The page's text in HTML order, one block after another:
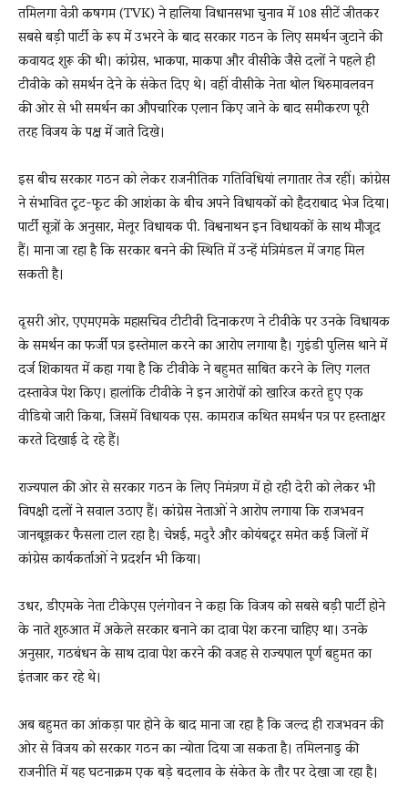
तमिलगा वेत्री कषगम (TVK) ने हालिया विधानसभा चुनाव में 108 सीटें जीतकर
सबसे बड़ी पार्टी के रूप में उभरने के बाद सरकार गठन के लिए समर्थन जुटाने की
कवायद शुरू की थी। कांग्रेस, भाकपा, माकपा और वीसीके जैसे दलों ने पहले ही
टीवीके को समर्थन देने के संकेत दिए थे। वहीं वीसीके नेता थोल थिरुमावलवन
की ओर से भी समर्थन का औपचारिक एलान किए जाने के बाद समीकरण पूरी
तरह विजय के पक्ष में जाते दिखे।
इस बीच सरकार गठन को लेकर राजनीतिक गतिविधियां लगातार तेज रहीं। कांग्रेस
ने संभावित टूट-फूट की आशंका के बीच अपने विधायकों को हैदराबाद भेज दिया।
पार्टी सूत्रों के अनुसार, मेलूर विधायक पी. विश्वनाथन इन विधायकों के साथ मौजूद
हैं। माना जा रहा है कि सरकार बनने की स्थिति में उन्हें मंत्रिमंडल में जगह मिल
सकती है।
दूसरी ओर, एएमएमके महासचिव टीटीवी दिनाकरण ने टीवीके पर उनके विधायक
के समर्थन का फर्जी पत्र इस्तेमाल करने का आरोप लगाया है। गुइंडी पुलिस थाने में
दर्ज शिकायत में कहा गया है कि टीवीके ने बहुमत साबित करने के लिए गलत
दस्तावेज पेश किए। हालांकि टीवीके ने इन आरोपों को खारिज करते हुए एक
वीडियो जारी किया, जिसमें विधायक एस. कामराज कथित समर्थन पत्र पर हस्ताक्षर
करते दिखाई दे रहे हैं।
राज्यपाल की ओर से सरकार गठन के लिए निमंत्रण में हो रही देरी को लेकर भी
विपक्षी दलों ने सवाल उठाए हैं। कांग्रेस नेताओं ने आरोप लगाया कि राजभवन
जानबूझकर फैसला टाल रहा है। चेन्नई, मदुरै और कोयंबटूर समेत कई जिलों में
कांग्रेस कार्यकर्ताओं ने प्रदर्शन भी किया।
उधर, डीएमके नेता टीकेएस एलंगोवन ने कहा कि विजय को सबसे बड़ी पार्टी होने
के नाते शुरुआत में अकेले सरकार बनाने का दावा पेश करना चाहिए था। उनके
अनुसार, गठबंधन के साथ दावा पेश करने की वजह से राज्यपाल पूर्ण बहुमत का
इंतजार कर रहे थे।
अब बहुमत का आंकड़ा पार होने के बाद माना जा रहा है कि जल्द ही राजभवन की
ओर से विजय को सरकार गठन का न्योता दिया जा सकता है। तमिलनाडु की
राजनीति में यह घटनाक्रम एक बड़े बदलाव के संकेत के तौर पर देखा जा रहा है।